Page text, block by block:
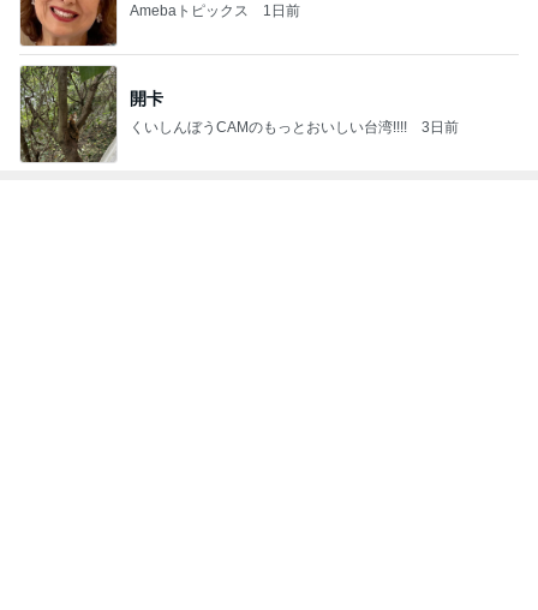
Amebaトピックス 1日前
開卡
くいしんぼうCAMのもっとおいしい台湾!!!! 3日前